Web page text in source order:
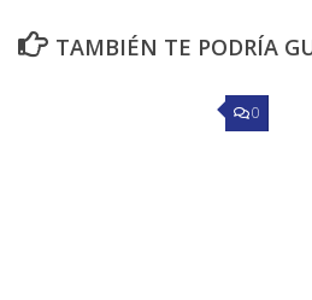
TAMBIÉN TE PODRÍA
0